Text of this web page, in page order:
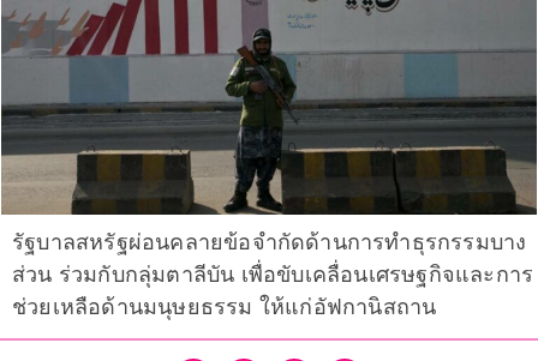
รัฐบาลสหรัฐผ่อนคลายข้อจำกัดด้านการทำธุรกรรมบาง
ส่วน ร่วมกับกลุ่มตาลีบัน เพื่อขับเคลื่อนเศรษฐกิจและการ
ช่วยเหลือด้านมนุษยธรรม ให้แก่อัฟกานิสถาน